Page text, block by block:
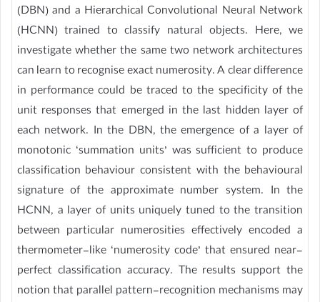
(DBN) and a Hierarchical Convolutional Neural Network
(HCNN) trained to classify natural objects. Here, we
investigate whether the same two network architectures
can learn to recognise exact numerosity. A clear difference
in performance could be traced to the specificity of the
unit responses that emerged in the last hidden layer of
each network. In the DBN, the emergence of a layer of
monotonic ‘summation units’ was sufficient to produce
classification behaviour consistent with the behavioural
signature of the approximate number system. In the
HCNN, a layer of units uniquely tuned to the transition
between particular numerosities effectively encoded a
thermometer-like ‘numerosity code’ that ensured near-
perfect classification accuracy. The results support the
notion that parallel pattern-recognition mechanisms may